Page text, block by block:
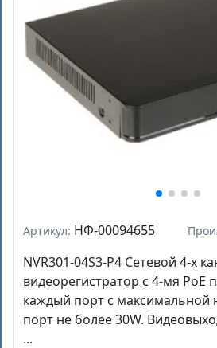
Артикул: НФ-00094655
NVR301-04S3-P4 Сетевой 4-х
видеорегистратор с 4-мя PoE
каждый порт с максимальной
порт не более 30W.
...